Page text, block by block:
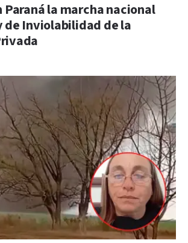
Paraná la marcha nacional
de Inviolabilidad de la